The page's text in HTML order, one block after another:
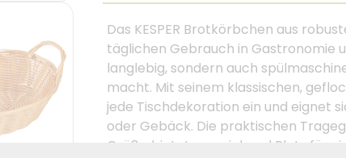
Das KESPER Brotkörbchen aus
täglichen Gebrauch in Gastronomie
langlebig, sondern auch
macht. Mit seinem klassischen,
jede Tischdekoration ein und eignet
oder Gebäck. Die praktischen
Größe bietet ausreichend Platz für